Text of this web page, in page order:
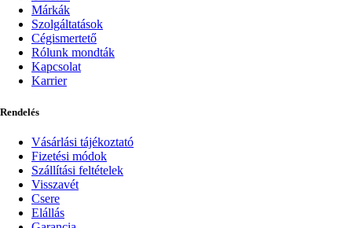
Márkák
Szolgáltatások
Cégismertető
Rólunk mondták
Kapcsolat
Karrier
Rendelés
Vásárlási tájékoztató
Fizetési módok
Szállítási feltételek
Visszavét
Csere
Elállás